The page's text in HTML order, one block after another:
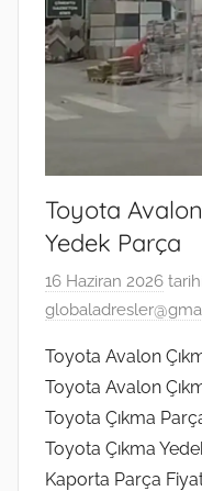
Toyota
Yedek Parça
16 Haziran 2026
Toyota Avalon
Toyota Avalon
Toyota Çıkma
Toyota Çıkma
Kaporta Parça